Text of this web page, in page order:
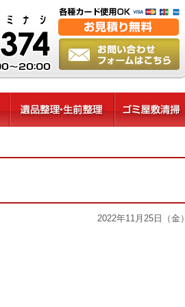
2022年11月25日（金）